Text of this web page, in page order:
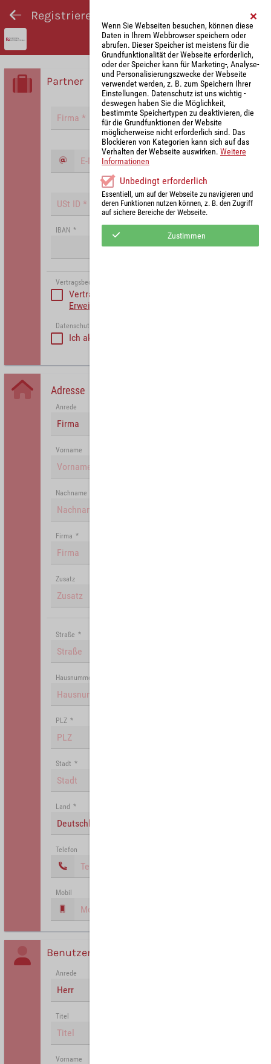
Registrieren und Angebot abgeben
Partner
IBAN *
Vertragsbedinungen akzeptieren
Vertragsbedinungen akzeptieren
Erweiterte Vertragsbedingungen Partner
Datenschutzerklärung akzeptiert
Ich akzeptiere die
Adresse
Anrede
Firma
Vorname
Nachname
Firma *
Zusatz
Straße *
Hausnummer
PLZ *
Stadt *
Land *
Deutschland
Telefon
Mobil
Benutzer
Anrede
Herr
Titel
Vorname
Wenn Sie Webseiten besuchen, können diese
Daten in Ihrem Webbrowser speichern oder
abrufen. Dieser Speicher ist meistens für die
Grundfunktionalität der Webseite erforderlich,
oder der Speicher kann für Marketing-, Analyse-
und Personalisierungszwecke der Webseite
verwendet werden, z. B. zum Speichern Ihrer
Einstellungen. Datenschutz ist uns wichtig -
deswegen haben Sie die Möglichkeit,
bestimmte Speichertypen zu deaktivieren, die
für die Grundfunktionen der Website
möglicherweise nicht erforderlich sind. Das
Blockieren von Kategorien kann sich auf das
Verhalten der Webseite auswirken. Weitere
Informationen
Unbedingt erforderlich
Essentiell, um auf der Webseite zu navigieren und
deren Funktionen nutzen können, z. B. den Zugriff
auf sichere Bereiche der Webseite.
Zustimmen